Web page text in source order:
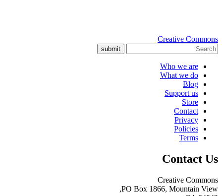
Creative Commons
submit
Who we are
What we do
Blog
Support us
Store
Contact
Privacy
Policies
Terms
Contact Us
Creative Commons
PO Box 1866, Mountain View,